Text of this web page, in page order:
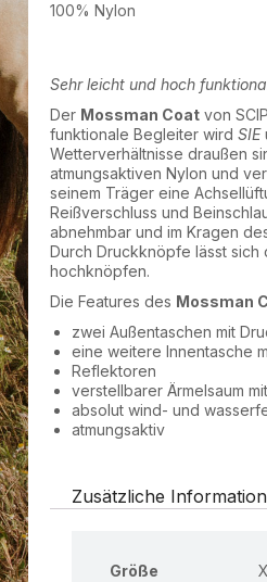
100% Nylon
Sehr leicht und hoch
Der Mossman Coat von
funktionale Begleiter wirdSIE
Wetterverhältnisse draußen
atmungsaktiven Nylon und
seinem Träger eine
Reißverschluss und
abnehmbar und im Kragen
Durch Druckknöpfe lässt
hochknöpfen.
Die Features des Mossman
zwei Außentaschen mit
eine weitere Innentasche
Reflektoren
verstellbarer Ärmelsaum
absolut wind- und
atmungsaktiv
Zusätzliche
Größe